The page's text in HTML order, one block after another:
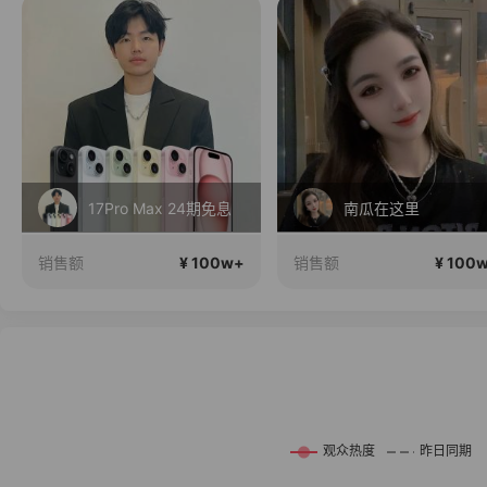
17Pro Max 24期免息
销售额 ¥ 100w+
南瓜在这里
销售额 ¥